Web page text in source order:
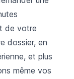
de votre
dossier, en
et plus
même vos